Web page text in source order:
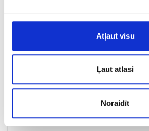
Atļaut visu
Ļaut atlasi
Noraidīt
Серьги 149/
€ 5.50
ДОБАВИТЬ В